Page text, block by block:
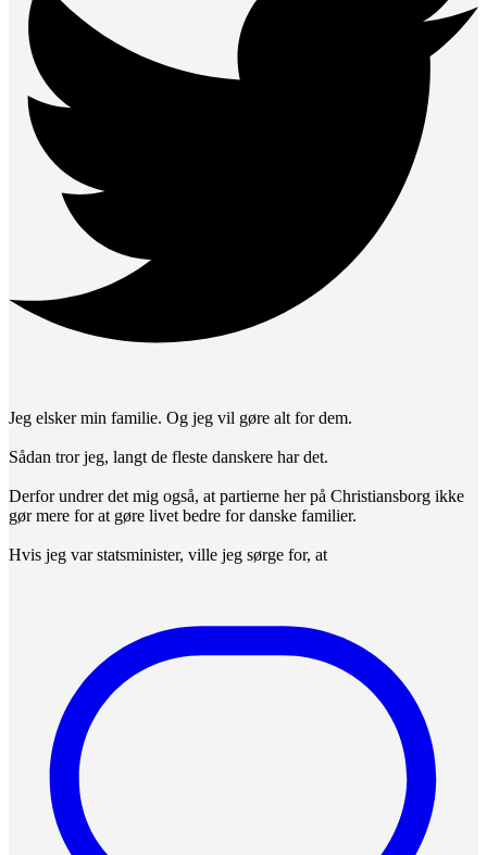
Jeg elsker min familie. Og jeg vil gøre alt for dem.
Sådan tror jeg, langt de fleste danskere har det.
Derfor undrer det mig også, at partierne her på Christiansborg ikke
gør mere for at gøre livet bedre for danske familier.
Hvis jeg var statsminister, ville jeg sørge for, at